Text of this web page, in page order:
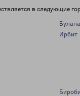
в следующие
Ирбит